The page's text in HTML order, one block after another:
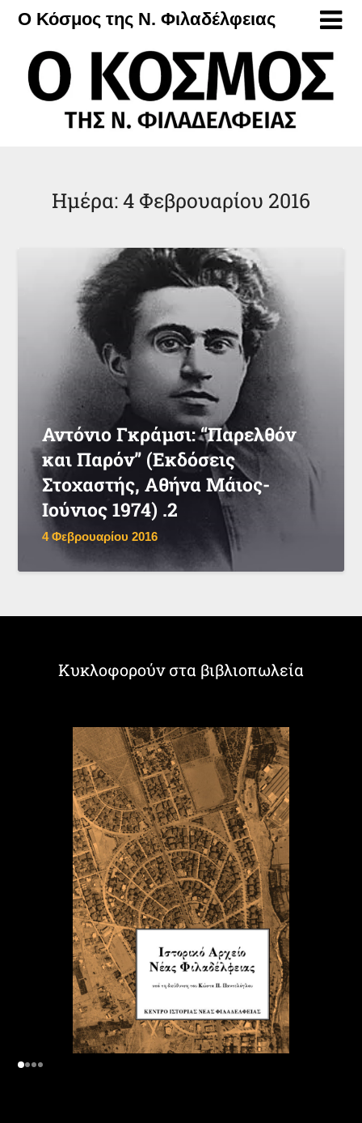
Μετάβαση
περιεχόμενο
Ο Κόσμος της Ν. Φιλαδέλφειας
Ημέρα:4 Φεβρουαρίου 2016
Αντόνιο Γκράμσι: “Παρελθόν
και Παρόν” (Εκδόσεις
Στοχαστής, Αθήνα Μάιος-
Ιούνιος 1974) .2
4 Φεβρουαρίου 2016
Κυκλοφορούν στα βιβλιοπωλεία